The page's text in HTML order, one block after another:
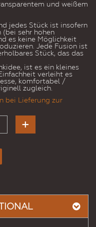
und weißem
jedes Stück ist insofern
(bei sehr hohen
es keine Möglichkeit
Jede Fusion ist
Stück, das das
ist es ein kleines
verleiht es
komfortabel /
zugleich.
bei Lieferung zur